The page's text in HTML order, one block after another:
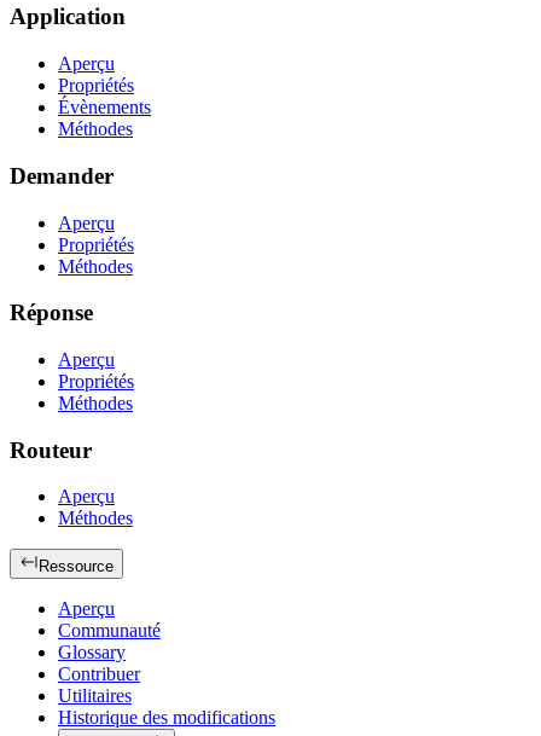
Application
Aperçu
Propriétés
Évènements
Méthodes
Demander
Aperçu
Propriétés
Méthodes
Réponse
Aperçu
Propriétés
Méthodes
Routeur
Aperçu
Méthodes
Ressource
Aperçu
Communauté
Glossary
Contribuer
Utilitaires
Historique des modifications